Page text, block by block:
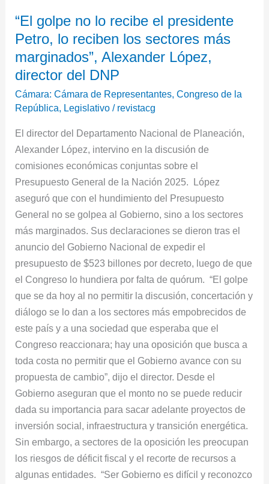
“El golpe no lo recibe el presidente
Petro, lo reciben los sectores más
marginados”, Alexander López,
director del DNP
Cámara: Cámara de Representantes,Congreso de la
República, Legislativo / revistacg
El director del Departamento Nacional de Planeación,
Alexander López, intervino en la discusión de
comisiones económicas conjuntas sobre el
Presupuesto General de la Nación 2025. López
aseguró que con el hundimiento del Presupuesto
General no se golpea al Gobierno, sino a los sectores
más marginados. Sus declaraciones se dieron tras el
anuncio del Gobierno Nacional de expedir el
presupuesto de $523 billones por decreto, luego de que
el Congreso lo hundiera por falta de quórum. “El golpe
que se da hoy al no permitir la discusión, concertación y
diálogo se lo dan a los sectores más empobrecidos de
este país y a una sociedad que esperaba que el
Congreso reaccionara; hay una oposición que busca a
toda costa no permitir que el Gobierno avance con su
propuesta de cambio”, dijo el director. Desde el
Gobierno aseguran que el monto no se puede reducir
dada su importancia para sacar adelante proyectos de
inversión social, infraestructura y transición energética.
Sin embargo, a sectores de la oposición les preocupan
los riesgos de déficit fiscal y el recorte de recursos a
algunas entidades. “Ser Gobierno es difícil y reconozco
golpe
no
lo
recibe
presidente
lo
reciben
los
sectores
más
marginados”,
Alexander
López,
director
del
DNP